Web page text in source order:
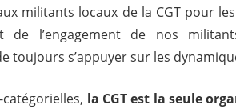
militants locaux de la CGT pour
de l’engagement de nos
s’appuyer sur les
la CGT est la seule